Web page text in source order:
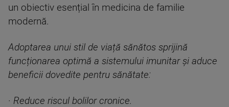
un obiectiv esențial în medicina de familie
modernă.
Adoptarea unui stil de viață sănătos sprijină
funcționarea optimă a sistemului imunitar și aduce
beneficii dovedite pentru sănătate:
· Reduce riscul bolilor cronice.